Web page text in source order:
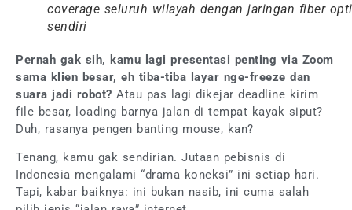
coverage seluruh wilayah dengan jaringan fiber
sendiri
Pernah gak sih, kamu lagi presentasi penting via Zoom
sama klien besar, eh tiba-tiba layar nge-freeze dan
suara jadi robot? Atau pas lagi dikejar deadline kirim
file besar, loading barnya jalan di tempat kayak siput?
Duh, rasanya pengen banting mouse, kan?
Tenang, kamu gak sendirian. Jutaan pebisnis di
Indonesia mengalami “drama koneksi” ini setiap hari.
Tapi, kabar baiknya: ini bukan nasib, ini cuma salah